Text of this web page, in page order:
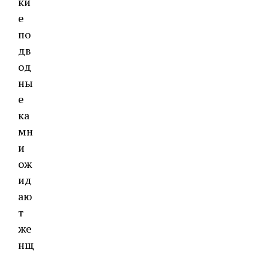
е
по
дв
од
ны
е
ка
мн
и
ож
ид
аю
т
же
нщ